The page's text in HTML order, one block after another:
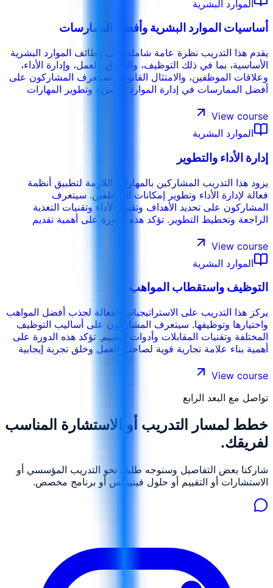
الموارد البشرية
أساسيات الموارد البشرية وأفضل الممارسات
يقدم هذا التدريب نظرة عامة شاملة على وظائف الموارد البشرية
الأساسية، بما في ذلك التوظيف، والإلحاق بالعمل، وإدارة الأداء،
وعلاقات الموظفين، والامتثال القانوني. سيتعرف المشاركون على
أفضل الممارسات في إدارة الموارد البشرية وتطوير المهارات
الممارسات الأخلاقية للموارد البشرية ودور الموارد البشرية في
دعم الأهداف المؤسسية.
View course
الموارد البشرية
إدارة الأداء والتطوير
يزود هذا التدريب المشاركين بالمهارات اللازمة لتطبيق أنظمة
فعالة لإدارة الأداء وتطوير إمكانات الموظفين. سيتعرف
المشاركون على تحديد الأهداف وتقييم الأداء وتقنيات التغذية
الراجعة وتخطيط التطوير. تؤكد هذه الدورة على أهمية تقديم
View course
الموارد البشرية
التوظيف واستقطاب المواهب
يركز هذا التدريب على الاستراتيجيات الفعالة لجذب أفضل المواهب
واختيارها وتوظيفها. سيتعرف المشاركون على أساليب التوظيف
المختلفة وتقنيات المقابلات وأدوات التقييم. تؤكد هذه الدورة على
أهمية بناء علامة تجارية قوية لصاحب العمل وخلق تجربة إيجابية
View course
تواصل مع البعد الرابع
خطط لمسار التدريب أو الاستشارة المناسب
لفريقك.
شاركنا بعض التفاصيل وسنوجه طلبك نحو التدريب المؤسسي أو
الاستشارات أو التقييم أو حلول فينييكس أو برنامج مخصص.